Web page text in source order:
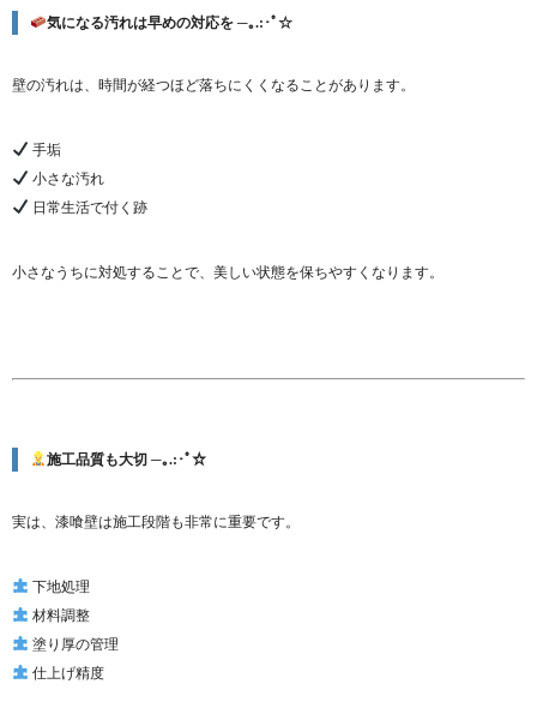
気になる汚れは早めの対応を ─｡.:･ﾟ☆
壁の汚れは、時間が経つほど落ちにくくなることがあります。
手垢
小さな汚れ
日常生活で付く跡
小さなうちに対処することで、美しい状態を保ちやすくなります。
施工品質も大切 ─｡.:･ﾟ☆
実は、漆喰壁は施工段階も非常に重要です。
下地処理
材料調整
塗り厚の管理
仕上げ精度